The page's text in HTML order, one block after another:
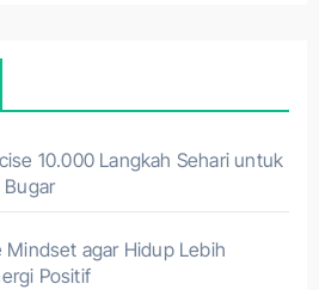
10.000 Langkah Sehari untuk
Mindset agar Hidup Lebih
Positif